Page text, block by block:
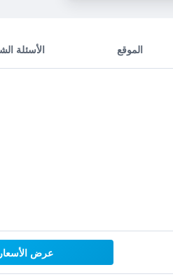
الموقع الأسئلة
عرض الأسعار